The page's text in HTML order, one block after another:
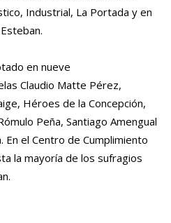
Industrial, La Portada y en
en nueve
Claudio Matte Pérez,
Héroes de la Concepción,
Peña, Santiago Amengual
el Centro de Cumplimiento
la mayoría de los sufragios